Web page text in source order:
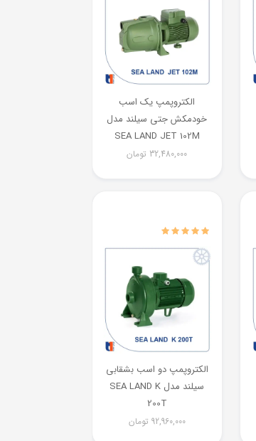
الکتروپمپ یک اسب
خودمکش جتی سیلند مدل
SEA LAND JET 102M
32,480,000 تومان
الکتروپمپ دو اسب بشقابی
سیلند مدل SEA LAND K
200T
92,960,000 تومان